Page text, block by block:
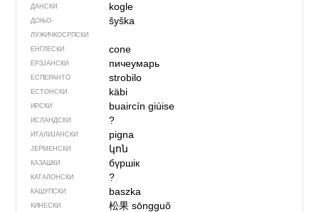
ДАНСКИ kogle
ДОЊО­
ЛУЖИЧКОСРПСКИ
šyška
ЕНГЛЕСКИ cone
ЕРЗЈАНСКИ пичеумарь
ЕСПЕРАНТО strobilo
ЕСТОНСКИ käbi
ИРСКИ buaircín giúise
ИСЛАНДСКИ ?
ИТАЛИЈАНСКИ pigna
ЈЕРМЕНСКИ կոն
КАЗАШКИ бүршік
КАТАЛОНСКИ ?
КАШУПСКИ baszka
КИНЕСКИ 松果sōngguǒ